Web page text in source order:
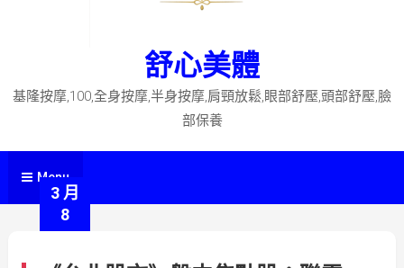
舒心美體
基隆按摩,100,全身按摩,半身按摩,肩頸放鬆,眼部舒壓,頭部舒壓,臉
部保養
Menu
3 月
8